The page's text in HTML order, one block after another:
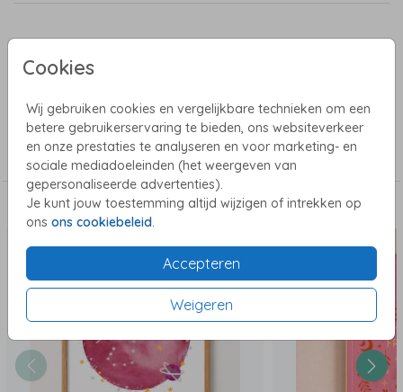
Cookies
Wij gebruiken cookies en vergelijkbare technieken om een
betere gebruikerservaring te bieden, ons websiteverkeer
en onze prestaties te analyseren en voor marketing- en
sociale mediadoeleinden (het weergeven van
gepersonaliseerde advertenties).
Je kunt jouw toestemming altijd wijzigen of intrekken op
ons ons cookiebeleid.
Accepteren
Weigeren
Productinformatie
Collectie
Poster met folie
Dit vind je misschien ook leuk